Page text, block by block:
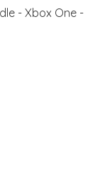
- Xbox One -